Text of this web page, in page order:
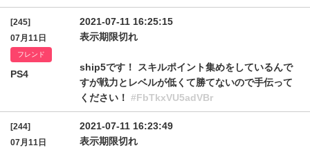
[245]
07月11日
フレンド
PS4
2021-07-11 16:25:15
表示期限切れ
ship5です！ スキルポイント集めをしているんで
すが戦力とレベルが低くて勝てないので手伝って
ください！ #FbTkxVU5adVBr
[244]
07月11日
2021-07-11 16:23:49
表示期限切れ